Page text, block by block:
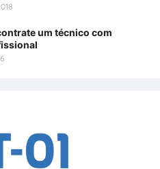
um técnico com